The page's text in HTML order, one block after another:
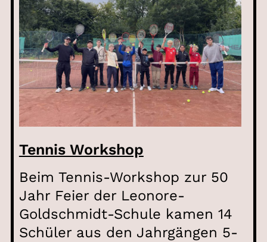
Tennis Workshop
Beim Tennis-Workshop zur 50
Jahr Feier der Leonore-
Goldschmidt-Schule kamen 14
Schüler aus den Jahrgängen 5-